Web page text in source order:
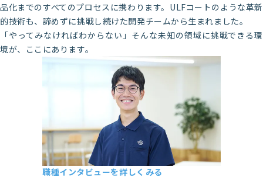
品化までのすべてのプロセスに携わります。ULFコートのような革新
的技術も、諦めずに挑戦し続けた開発チームから生まれました。
「やってみなければわからない」そんな未知の領域に挑戦できる環
境が、ここにあります。
職種インタビューを詳しくみる